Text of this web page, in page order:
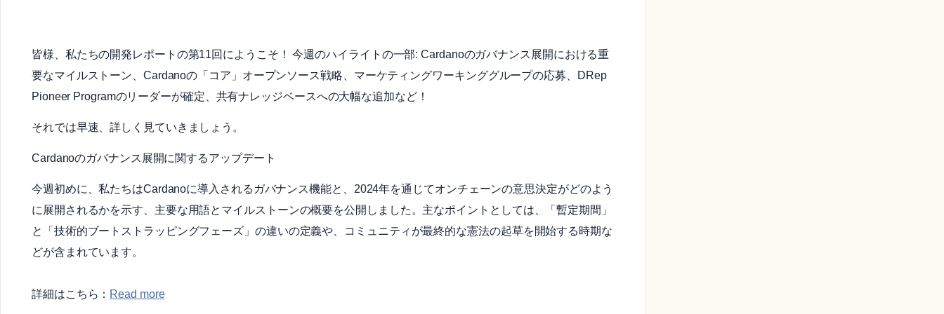
皆様、私たちの開発レポートの第11回にようこそ！ 今週のハイライトの一部: Cardanoのガバナンス展開における重
要なマイルストーン、Cardanoの「コア」オープンソース戦略、マーケティングワーキンググループの応募、DRep
Pioneer Programのリーダーが確定、共有ナレッジベースへの大幅な追加など！
それでは早速、詳しく見ていきましょう。
Cardanoのガバナンス展開に関するアップデート
今週初めに、私たちはCardanoに導入されるガバナンス機能と、2024年を通じてオンチェーンの意思決定がどのよう
に展開されるかを示す、主要な用語とマイルストーンの概要を公開しました。主なポイントとしては、「暫定期間」
と「技術的ブートストラッピングフェーズ」の違いの定義や、コミュニティが最終的な憲法の起草を開始する時期な
どが含まれています。
詳細はこちら： Read more